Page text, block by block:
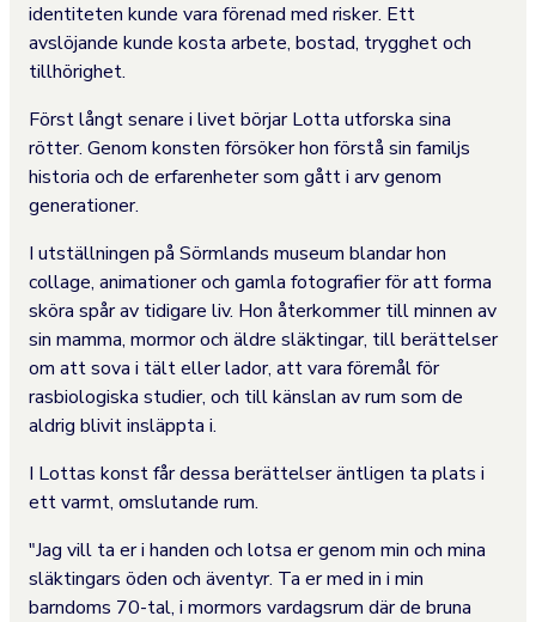
identiteten kunde vara förenad med risker. Ett
avslöjande kunde kosta arbete, bostad, trygghet och
tillhörighet.
Först långt senare i livet börjar Lotta utforska sina
rötter. Genom konsten försöker hon förstå sin familjs
historia och de erfarenheter som gått i arv genom
generationer.
I utställningen på Sörmlands museum blandar hon
collage, animationer och gamla fotografier för att forma
sköra spår av tidigare liv. Hon återkommer till minnen av
sin mamma, mormor och äldre släktingar, till berättelser
om att sova i tält eller lador, att vara föremål för
rasbiologiska studier, och till känslan av rum som de
aldrig blivit insläppta i.
I Lottas konst får dessa berättelser äntligen ta plats i
ett varmt, omslutande rum.
"Jag vill ta er i handen och lotsa er genom min och mina
släktingars öden och äventyr. Ta er med in i min
barndoms 70-tal, i mormors vardagsrum där de bruna